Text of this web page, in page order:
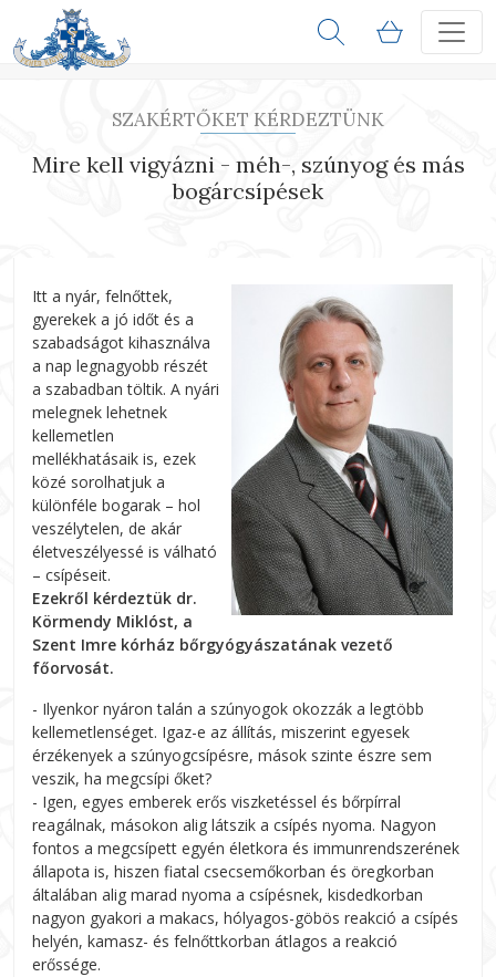
SZAKÉRTŐKET KÉRDEZTÜNK
Mire kell vigyázni - méh-, szúnyog és más
bogárcsípések
Itt a nyár, felnőttek,
gyerekek a jó időt és a
szabadságot kihasználva
a nap legnagyobb részét
a szabadban töltik. A nyári
melegnek lehetnek
kellemetlen
mellékhatásaik is, ezek
közé sorolhatjuk a
különféle bogarak – hol
veszélytelen, de akár
életveszélyessé is válható
– csípéseit.
Ezekről kérdeztük dr.
Körmendy Miklóst, a
Szent Imre kórház bőrgyógyászatának vezető
főorvosát.
- Ilyenkor nyáron talán a szúnyogok okozzák a legtöbb
kellemetlenséget. Igaz-e az állítás, miszerint egyesek
érzékenyek a szúnyogcsípésre, mások szinte észre sem
veszik, ha megcsípi őket?
- Igen, egyes emberek erős viszketéssel és bőrpírral
reagálnak, másokon alig látszik a csípés nyoma. Nagyon
fontos a megcsípett egyén életkora és immunrendszerének
állapota is, hiszen fiatal csecsemőkorban és öregkorban
általában alig marad nyoma a csípésnek, kisdedkorban
nagyon gyakori a makacs, hólyagos-göbös reakció a csípés
helyén, kamasz- és felnőttkorban átlagos a reakció
erőssége.